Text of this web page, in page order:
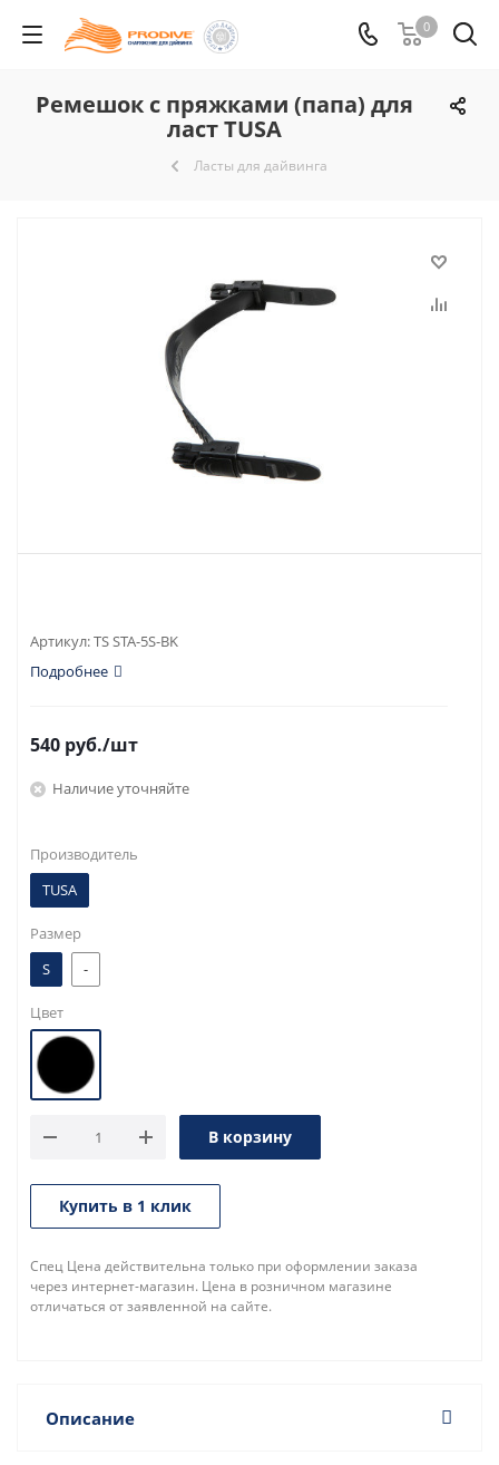
0
Ремешок с пряжками (папа) для
ласт TUSA
Ласты для дайвинга
Артикул:TS STA-5S-BK
Подробнее
540 руб./шт
Наличие уточняйте
Производитель
TUSA
Размер
S
-
Цвет
В корзину
Купить в 1 клик
Спец Цена действительна только при оформлении заказа
через интернет-магазин. Цена в розничном магазине
отличаться от заявленной на сайте.
Описание